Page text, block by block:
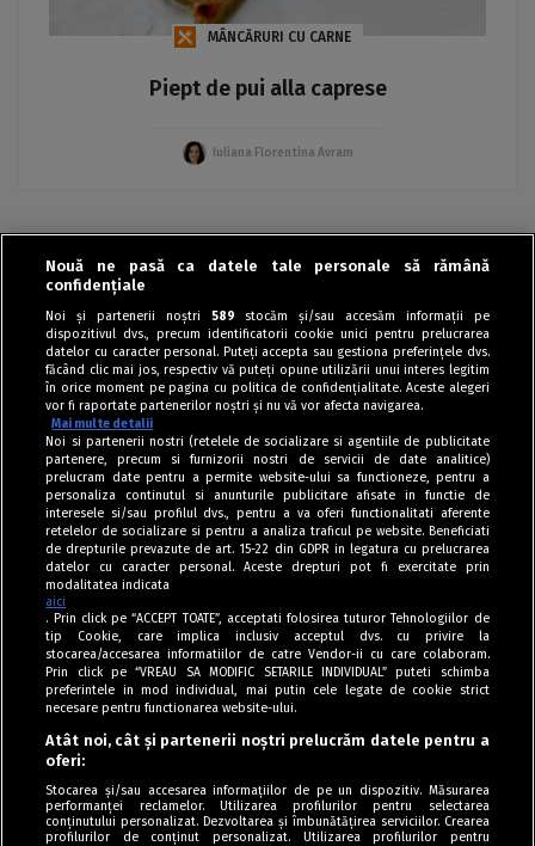
MÂNCĂRURI CU CARNE
Piept de pui alla caprese
Iuliana Florentina Avram
« ‹ › »
Tag index
Program Antena 1
Politica de cookies
Nouă ne pasă ca datele tale personale să rămână
confidențiale
Noi și partenerii noștri 589 stocăm și/sau accesăm informații pe
dispozitivul dvs., precum identificatorii cookie unici pentru prelucrarea
datelor cu caracter personal. Puteți accepta sau gestiona preferințele dvs.
făcând clic mai jos, respectiv vă puteți opune utilizării unui interes legitim
în orice moment pe pagina cu politica de confidențialitate. Aceste alegeri
vor fi raportate partenerilor noștri și nu vă vor afecta navigarea.
Mai multe detalii
Noi si partenerii nostri (retelele de socializare si agentiile de publicitate
partenere, precum si furnizorii nostri de servicii de date analitice)
prelucram date pentru a permite website-ului sa functioneze, pentru a
personaliza continutul si anunturile publicitare afisate in functie de
interesele si/sau profilul dvs., pentru a va oferi functionalitati aferente
retelelor de socializare si pentru a analiza traficul pe website. Beneficiati
de drepturile prevazute de art. 15-22 din GDPR in legatura cu prelucrarea
datelor cu caracter personal. Aceste drepturi pot fi exercitate prin
modalitatea indicata
aici
. Prin click pe “ACCEPT TOATE”, acceptati folosirea tuturor Tehnologiilor de
tip Cookie, care implica inclusiv acceptul dvs. cu privire la
stocarea/accesarea informatiilor de catre Vendor-ii cu care colaboram.
Prin click pe “VREAU SA MODIFIC SETARILE INDIVIDUAL” puteti schimba
preferintele in mod individual, mai putin cele legate de cookie strict
necesare pentru functionarea website-ului.
Atât noi, cât și partenerii noștri prelucrăm datele pentru a
oferi:
Stocarea și/sau accesarea informațiilor de pe un dispozitiv. Măsurarea
performanței reclamelor. Utilizarea profilurilor pentru selectarea
conținutului personalizat. Dezvoltarea și îmbunătățirea serviciilor. Crearea
profilurilor de conținut personalizat. Utilizarea profilurilor pentru